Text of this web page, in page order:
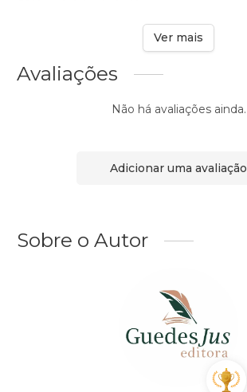
Ver mais
Avaliações
Não há avaliações ainda.
Adicionar uma avaliação
Sobre o Autor